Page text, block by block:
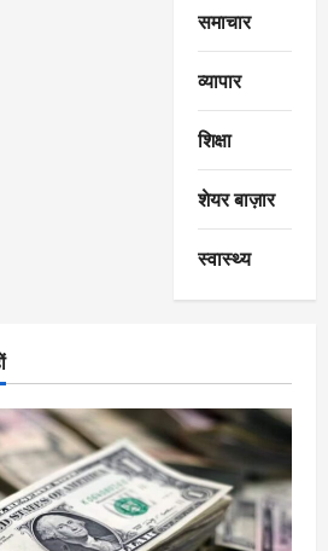
समाचार
व्यापार
शिक्षा
शेयर बाज़ार
स्वास्थ्य